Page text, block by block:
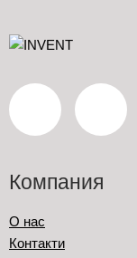
Компания
О нас
Контакти